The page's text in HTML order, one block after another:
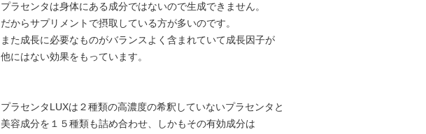
プラセンタは身体にある成分ではないので生成できません。
だからサプリメントで摂取している方が多いのです。
また成長に必要なものがバランスよく含まれていて成長因子が
他にはない効果をもっています。
プラセンタLUXは２種類の高濃度の希釈していないプラセンタと
美容成分を１５種類も詰め合わせ、しかもその有効成分は